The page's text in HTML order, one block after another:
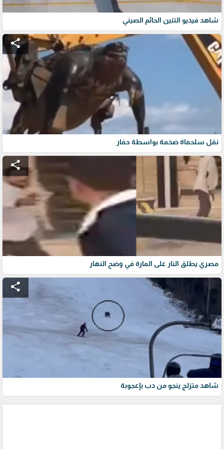
شاهد فيديو التنين الحائم الصيني
share
نقل سلحفاة ضخمة بواسطة حفار
share
مصري يطلق النار على المارة في وضح النهار
share
شاهد متزلج ينجو من دب بإعجوبة